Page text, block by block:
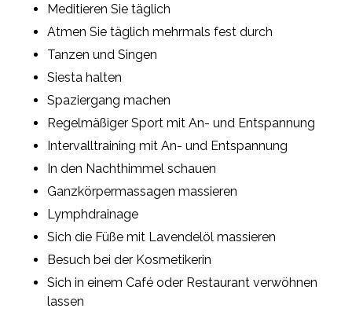
Meditieren Sie täglich
Atmen Sie täglich mehrmals fest durch
Tanzen und Singen
Siesta halten
Spaziergang machen
Regelmäßiger Sport mit An- und Entspannung
Intervalltraining mit An- und Entspannung
In den Nachthimmel schauen
Ganzkörpermassagen massieren
Lymphdrainage
Sich die Füße mit Lavendelöl massieren
Besuch bei der Kosmetikerin
Sich in einem Café oder Restaurant verwöhnen
lassen